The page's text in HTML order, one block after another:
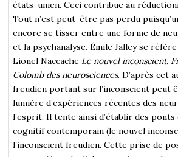
états-unien. Ceci contribue au
Tout n’est peut-être pas perdu
encore se tisser entre une forme de
et la psychanalyse. Émile Jalley se
Lionel Naccache Le nouvel inconscient.
Colomb des neurosciences. D’après cet
freudien portant sur l’inconscient peut
lumière d’expériences récentes des
l’esprit. Il tente ainsi d’établir des
cognitif contemporain (le nouvel
l’inconscient freudien. Cette prise de